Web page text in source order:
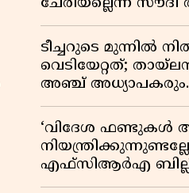
വിമർശനവുമായി
ടീച്ചറുടെ മുന്നിൽ
വെടിയേറ്റത്;
അഞ്ച് അധ്യാപകരും
മരണസംഖ്യ 7;
വെളിപ്പെടുത്തലുകൾ
‘വിദേശ ഫണ്ടുകൾ
എഫ്സിആർഎ
വിമർശനങ്ങൾക്ക്